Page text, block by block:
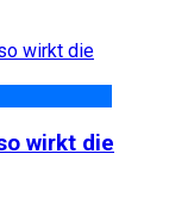
wirkt die